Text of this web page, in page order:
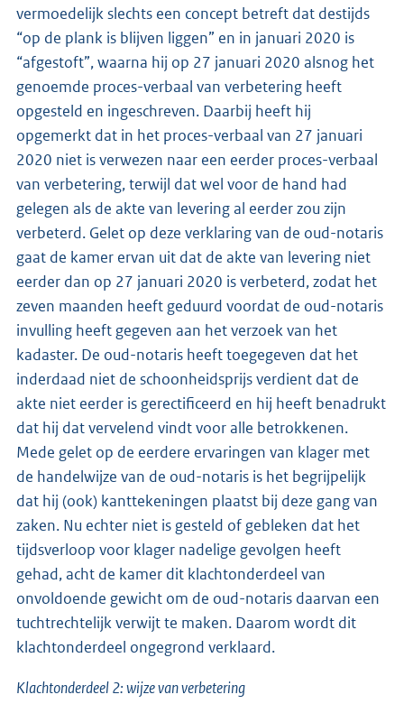
vermoedelijk slechts een concept betreft dat destijds
“op de plank is blijven liggen” en in januari 2020 is
“afgestoft”, waarna hij op 27 januari 2020 alsnog het
genoemde proces-verbaal van verbetering heeft
opgesteld en ingeschreven. Daarbij heeft hij
opgemerkt dat in het proces-verbaal van 27 januari
2020 niet is verwezen naar een eerder proces-verbaal
van verbetering, terwijl dat wel voor de hand had
gelegen als de akte van levering al eerder zou zijn
verbeterd. Gelet op deze verklaring van de oud-notaris
gaat de kamer ervan uit dat de akte van levering niet
eerder dan op 27 januari 2020 is verbeterd, zodat het
zeven maanden heeft geduurd voordat de oud-notaris
invulling heeft gegeven aan het verzoek van het
kadaster. De oud-notaris heeft toegegeven dat het
inderdaad niet de schoonheidsprijs verdient dat de
akte niet eerder is gerectificeerd en hij heeft benadrukt
dat hij dat vervelend vindt voor alle betrokkenen.
Mede gelet op de eerdere ervaringen van klager met
de handelwijze van de oud-notaris is het begrijpelijk
dat hij (ook) kanttekeningen plaatst bij deze gang van
zaken. Nu echter niet is gesteld of gebleken dat het
tijdsverloop voor klager nadelige gevolgen heeft
gehad, acht de kamer dit klachtonderdeel van
onvoldoende gewicht om de oud-notaris daarvan een
tuchtrechtelijk verwijt te maken. Daarom wordt dit
klachtonderdeel ongegrond verklaard.
Klachtonderdeel 2: wijze van verbetering